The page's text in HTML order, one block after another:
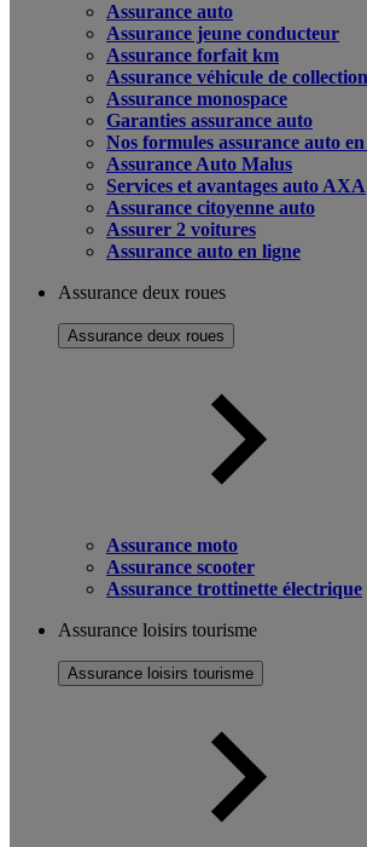
Assurance auto
Assurance jeune conducteur
Assurance forfait km
Assurance véhicule de collection
Assurance monospace
Garanties assurance auto
Nos formules assurance auto
Assurance Auto Malus
Services et avantages auto AXA
Assurance citoyenne auto
Assurer 2 voitures
Assurance auto en ligne
Assurance deux roues
Assurance deux roues
Assurance moto
Assurance scooter
Assurance trottinette électrique
Assurance loisirs tourisme
Assurance loisirs tourisme